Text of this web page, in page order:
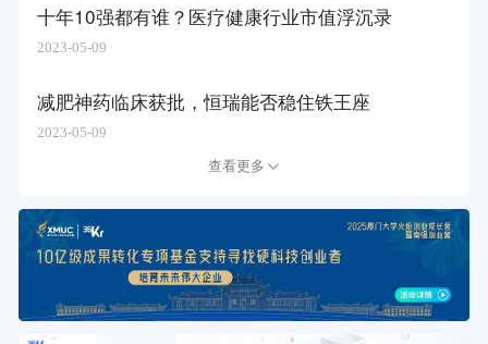
十年10强都有谁？医疗健康行业市值浮沉录
2023-05-09
减肥神药临床获批，恒瑞能否稳住铁王座
2023-05-09
查看更多